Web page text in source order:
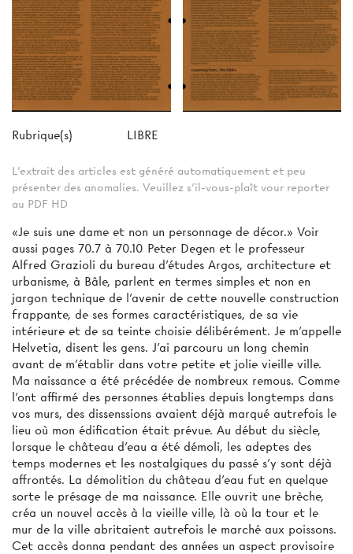
Rubrique(s) LIBRE
L'extrait des articles est généré automatiquement et peu
présenter des anomalies. Veuillez s'il-vous-plaît vour reporter
au PDF HD
«Je suis une dame et non un personnage de décor.» Voir
aussi pages 70.7 à 70.10 Peter Degen et le professeur
Alfred Grazioli du bureau d'études Argos, architecture et
urbanisme, à Bâle, parlent en termes simples et non en
jargon technique de l'avenir de cette nouvelle construction
frappante, de ses formes caractéristiques, de sa vie
intérieure et de sa teinte choisie délibérément. Je m'appelle
Helvetia, disent les gens. J'ai parcouru un long chemin
avant de m'établir dans votre petite et jolie vieille ville.
Ma naissance a été précédée de nombreux remous. Comme
l'ont affirmé des personnes établies depuis longtemps dans
vos murs, des dissenssions avaient déjà marqué autrefois le
lieu où mon édification était prévue. Au début du siècle,
lorsque le château d'eau a été démoli, les adeptes des
temps modernes et les nostalgiques du passé s'y sont déjà
affrontés. La démolition du château d’eau fut en quelque
sorte le présage de ma naissance. Elle ouvrit une brèche,
créa un nouvel accès à la vieille ville, là où la tour et le
mur de la ville abritaient autrefois le marché aux poissons.
Cet accès donna pendant des années un aspect provisoire